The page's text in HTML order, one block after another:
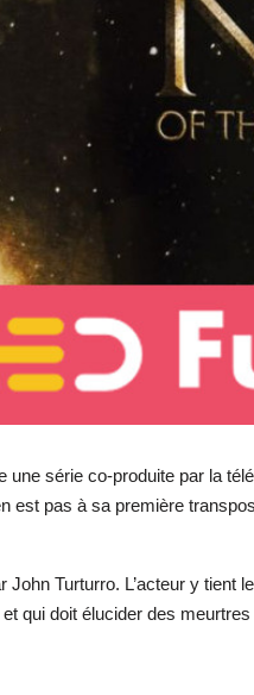
série co-produite par la
est pas à sa première
Turturro. L’acteur y
qui doit élucider des